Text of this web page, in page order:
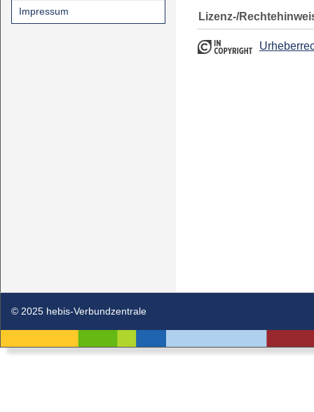
Impressum Lizenz-/
© 2025 hebis-Verbundzentrale